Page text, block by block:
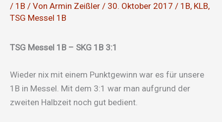
/ 1B / Von Armin Zeißler / 30. Oktober 2017 / 1B, KLB,
TSG Messel 1B
TSG Messel 1B – SKG 1B 3:1
Wieder nix mit einem Punktgewinn war es für unsere
1B in Messel. Mit dem 3:1 war man aufgrund der
zweiten Halbzeit noch gut bedient.